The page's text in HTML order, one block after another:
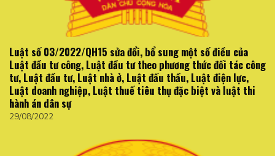
Luật số 03/2022/QH15 sửa đổi, bổ sung một số điều của
Luật đầu tư công, Luật đầu tư theo phương thức đối tác công
tư, Luật đầu tư, Luật nhà ở, Luật đấu thầu, Luật điện lực,
Luật doanh nghiệp, Luật thuế tiêu thụ đặc biệt và luật thi
hành án dân sự
29/08/2022